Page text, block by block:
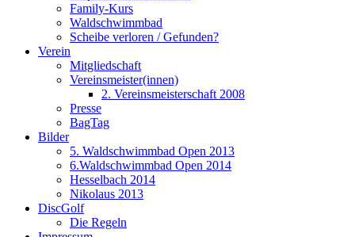
Family-Kurs
Waldschwimmbad
Scheibe verloren / Gefunden?
Verein
Mitgliedschaft
Vereinsmeister(innen)
2. Vereinsmeisterschaft 2008
Presse
BagTag
Bilder
5. Waldschwimmbad Open 2013
6.Waldschwimmbad Open 2014
Hesselbach 2014
Nikolaus 2013
DiscGolf
Die Regeln